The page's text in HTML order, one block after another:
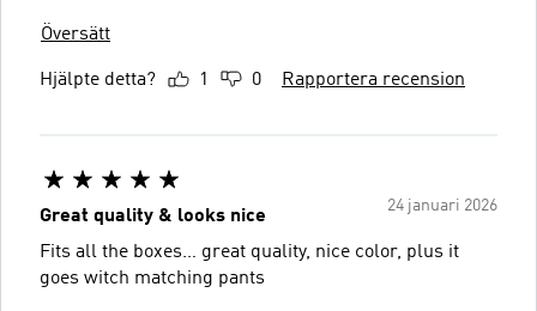
Översätt
Hjälpte detta? 1 0 Rapportera recension
24 januari 2026
Great quality & looks nice
Fits all the boxes… great quality, nice color, plus it
goes witch matching pants